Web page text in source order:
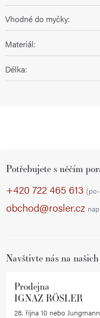
Vhodné do myčky:
Materiál:
Délka:
Potřebujete s něčím
+420 722 465 613
obchod@rosler.cz
Navštivte nás na
Prodejna
IGNAZ RÖSLER
28. října 10 nebo